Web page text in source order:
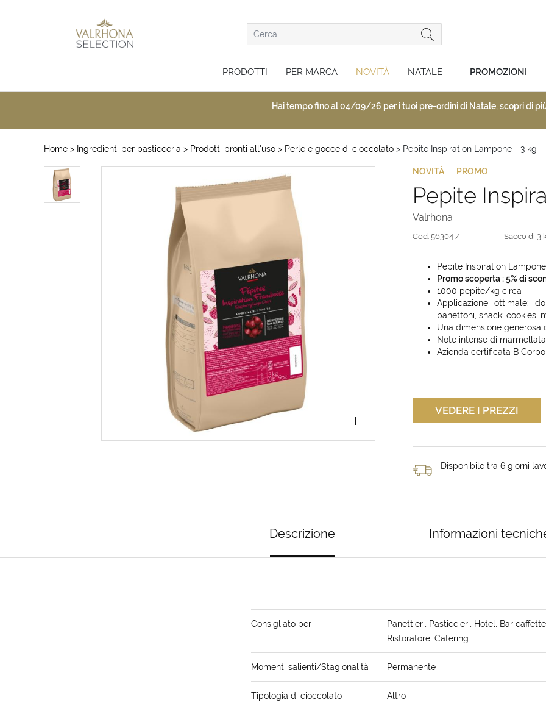
PRODOTTI PER MARCA NOVITÀ NATALE PROMOZIONI
Hai tempo fino al 04/09/26 per i tuoi pre-ordini di Natale, scopri di
Home > Ingredienti per pasticceria > Prodotti pronti all'uso > Perle e gocce di cioccolato > Pepite Inspiration Lampone - 3 kg
NOVITÀ PROMO
Pepite
Valrhona
Cod: 56304 / Sacco di 3
Pepite Inspiration
Promo scoperta : 5% di
1000 pepite/kg circa
Applicazione ottimale:
panettoni, snack: cookies,
Una dimensione
Note intense di
Azienda certificata B
VEDERE I PREZZI
Disponibile tra 6 giorni
Descrizione Informazioni
Consigliato per
Panettieri, Pasticcieri, Hotel, Bar
Ristoratore, Catering
Momenti salienti/Stagionalità Permanente
Tipologia di cioccolato Altro